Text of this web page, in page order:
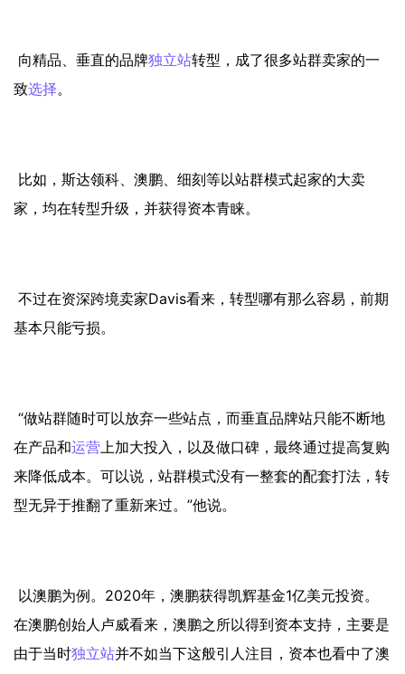
向精品、垂直的品牌独立站转型，成了很多站群卖家的一
致选择。
比如，斯达领科、澳鹏、细刻等以站群模式起家的大卖
家，均在转型升级，并获得资本青睐。
不过在资深跨境卖家Davis看来，转型哪有那么容易，前期
基本只能亏损。
“做站群随时可以放弃一些站点，而垂直品牌站只能不断地
在产品和运营上加大投入，以及做口碑，最终通过提高复购
来降低成本。可以说，站群模式没有一整套的配套打法，转
型无异于推翻了重新来过。”他说。
以澳鹏为例。2020年，澳鹏获得凯辉基金1亿美元投资。
在澳鹏创始人卢威看来，澳鹏之所以得到资本支持，主要是
由于当时独立站并不如当下这般引人注目，资本也看中了澳